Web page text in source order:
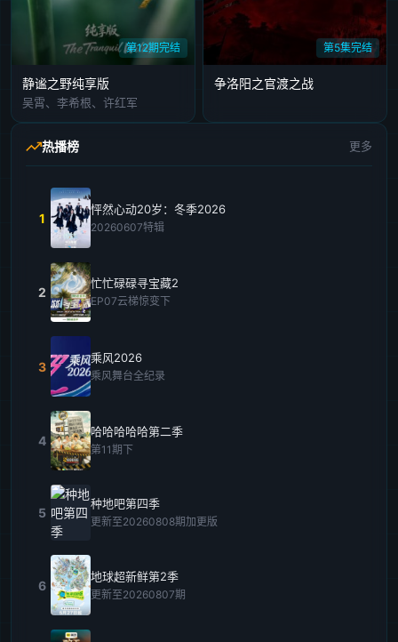
第12期完结
静谧之野纯享版
吴霄、李希根、许红军
第5集完结
争洛阳之官渡之战
热播榜 更多
1
怦然心动20岁：冬季2026
20260607特辑
2
忙忙碌碌寻宝藏2
EP07云梯惊变下
3
乘风2026
乘风舞台全纪录
4
哈哈哈哈哈第二季
第11期下
5
种地吧第四季
更新至20260808期加更版
6
地球超新鲜第2季
更新至20260807期